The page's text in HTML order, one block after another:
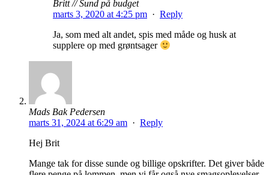
Britt // Sund på budget
marts 3, 2020 at 4:25 pm · Reply
Ja, som med alt andet, spis med måde og husk at
supplere op med grøntsager
Mads Bak Pedersen
marts 31, 2024 at 6:29 am · Reply
Hej Brit
Mange tak for disse sunde og billige opskrifter. Det giver både